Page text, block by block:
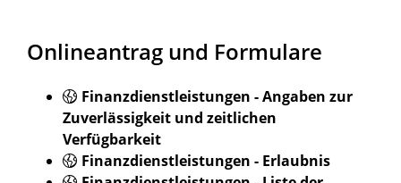
Onlineantrag und Formulare
Finanzdienstleistungen - Angaben zur
Zuverlässigkeit und zeitlichen
Verfügbarkeit
Finanzdienstleistungen - Erlaubnis